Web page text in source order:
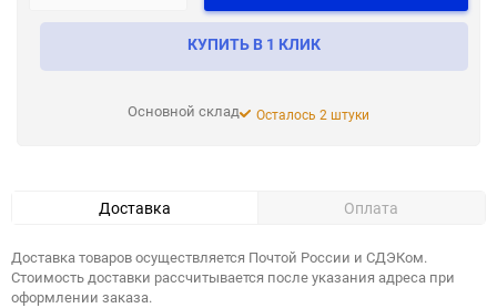
КУПИТЬ В 1 КЛИК
Основной склад Осталось 2 штуки
Доставка Оплата
Доставка товаров осуществляется Почтой России и СДЭКом.
Стоимость доставки рассчитывается после указания адреса при
оформлении заказа.